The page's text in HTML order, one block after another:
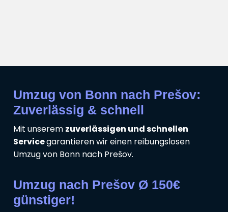
Umzug von Bonn nach Prešov:
Zuverlässig & schnell
Mit unserem zuverlässigen und schnellen
Servicegarantieren wir einen reibungslosen
Umzug von Bonn nach Prešov.
Umzug nach Prešov Ø 150€
günstiger!